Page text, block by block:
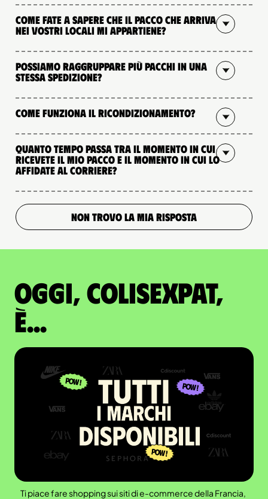
Come fate a sapere che il pacco che arriva
nei vostri locali mi appartiene?
Possiamo raggruppare più pacchi in una
stessa spedizione?
Come funziona il ricondizionamento?
Quanto tempo passa tra il momento in cui
ricevete il mio pacco e il momento in cui lo
affidate al corriere?
NON TROVO LA MIA RISPOSTA
Oggi, ColisExpat,
è...
Ti piace fare shopping sui siti di e-commerce della Francia,